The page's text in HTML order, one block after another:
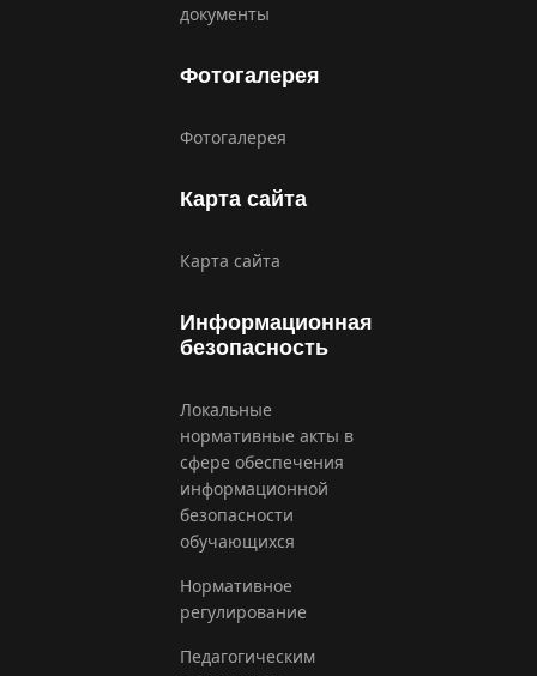
документы
Фотогалерея
Фотогалерея
Карта сайта
Карта сайта
Информационная
безопасность
Локальные
нормативные акты в
сфере обеспечения
информационной
безопасности
обучающихся
Нормативное
регулирование
Педагогическим